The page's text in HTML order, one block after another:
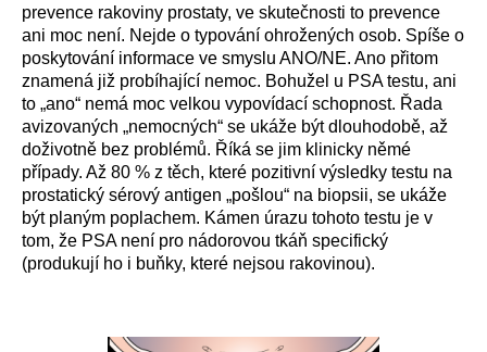
prevence rakoviny prostaty, ve skutečnosti to prevence
ani moc není. Nejde o typování ohrožených osob. Spíše o
poskytování informace ve smyslu ANO/NE. Ano přitom
znamená již probíhající nemoc. Bohužel u PSA testu, ani
to „ano“ nemá moc velkou vypovídací schopnost. Řada
avizovaných „nemocných“ se ukáže být dlouhodobě, až
doživotně bez problémů. Říká se jim klinicky němé
případy. Až 80 % z těch, které pozitivní výsledky testu na
prostatický sérový antigen „pošlou“ na biopsii, se ukáže
být planým poplachem. Kámen úrazu tohoto testu je v
tom, že PSA není pro nádorovou tkáň specifický
(produkují ho i buňky, které nejsou rakovinou).